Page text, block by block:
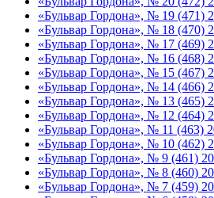
«Бульвар Гордона», № 19 (471)
«Бульвар Гордона», № 18 (470)
«Бульвар Гордона», № 17 (469)
«Бульвар Гордона», № 16 (468)
«Бульвар Гордона», № 15 (467)
«Бульвар Гордона», № 14 (466)
«Бульвар Гордона», № 13 (465)
«Бульвар Гордона», № 12 (464)
«Бульвар Гордона», № 11 (463)
«Бульвар Гордона», № 10 (462)
«Бульвар Гордона», № 9 (461)
«Бульвар Гордона», № 8 (460)
«Бульвар Гордона», № 7 (459)